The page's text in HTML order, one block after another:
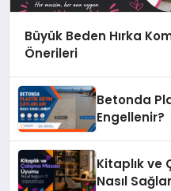
Büyük Beden Hırka
Önerileri
Betonda
Engellenir?
Kitaplık ve
Nasıl